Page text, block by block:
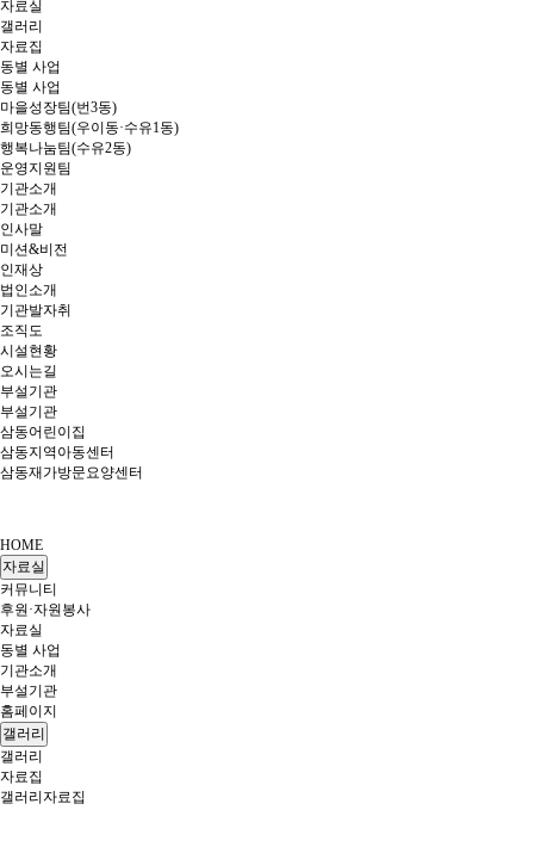
자료실
갤러리
자료집
동별 사업
동별 사업
마을성장팀(번3동)
희망동행팀(우이동·수유1동)
행복나눔팀(수유2동)
운영지원팀
기관소개
기관소개
인사말
미션&비전
인재상
법인소개
기관발자취
조직도
시설현황
오시는길
부설기관
부설기관
삼동어린이집
삼동지역아동센터
삼동재가방문요양센터
HOME
자료실
커뮤니티
후원·자원봉사
자료실
동별 사업
기관소개
부설기관
홈페이지
갤러리
갤러리
자료집
갤러리 자료집